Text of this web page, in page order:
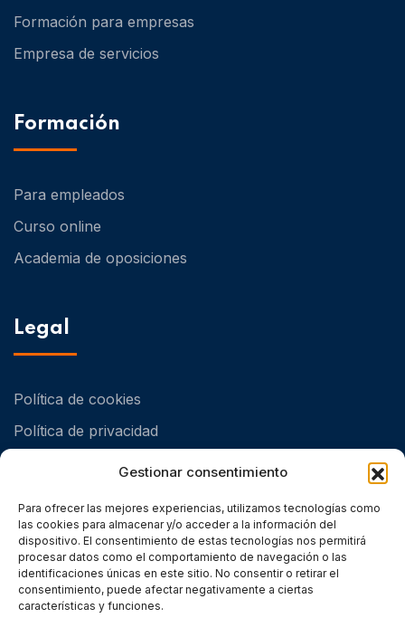
Gestionar consentimiento
Para ofrecer las mejores experiencias, utilizamos tecnologías como
las cookies para almacenar y/o acceder a la información del
dispositivo. El consentimiento de estas tecnologías nos permitirá
procesar datos como el comportamiento de navegación o las
identificaciones únicas en este sitio. No consentir o retirar el
consentimiento, puede afectar negativamente a ciertas
características y funciones.
Formación para empresas
Empresa de servicios
Formación
Para empleados
Curso online
Academia de oposiciones
Legal
Política de cookies
Política de privacidad
Política de Calidad y Medioambiental